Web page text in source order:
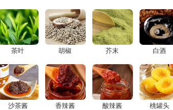
茶叶 胡椒 芥末 白酒
沙茶酱 香辣酱 酸辣酱 桃罐头